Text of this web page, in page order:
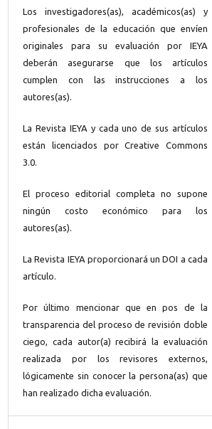
Los investigadores(as), académicos(as) y
profesionales de la educación que envíen
originales para su evaluación por IEYA
deberán asegurarse que los artículos
cumplen con las instrucciones a los
autores(as).
La Revista IEYA y cada uno de sus artículos
están licenciados por Creative Commons
3.0.
El proceso editorial completa no supone
ningún costo económico para los
autores(as).
La Revista IEYA proporcionará un DOI a cada
artículo.
Por último mencionar que en pos de la
transparencia del proceso de revisión doble
ciego, cada autor(a) recibirá la evaluación
realizada por los revisores externos,
lógicamente sin conocer la persona(as) que
han realizado dicha evaluación.